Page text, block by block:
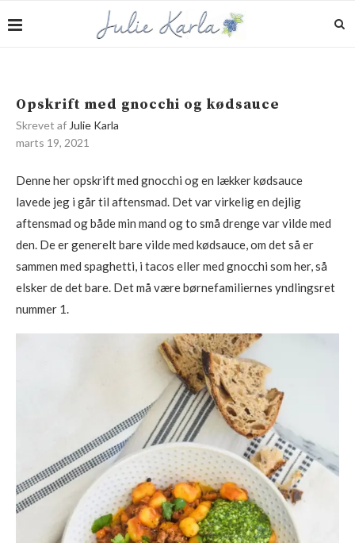
Opskrift med gnocchi og kødsauce
Skrevet af Julie Karla
marts 19, 2021
Denne her opskrift med gnocchi og en lækker kødsauce
lavede jeg i går til aftensmad. Det var virkelig en dejlig
aftensmad og både min mand og to små drenge var vilde med
den. De er generelt bare vilde med kødsauce, om det så er
sammen med spaghetti, i tacos eller med gnocchi som her, så
elsker de det bare. Det må være børnefamiliernes yndlingsret
nummer 1.